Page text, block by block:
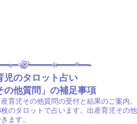
児のタロット占い
の他質問」の補足事項
育児その他質問の受付と結果のご案内。
のタロットで占います。出産育児その他
ます。